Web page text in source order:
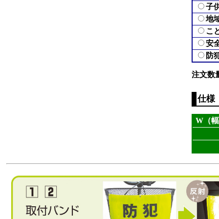
子
地
こ
安
防
注文数
仕様
W（